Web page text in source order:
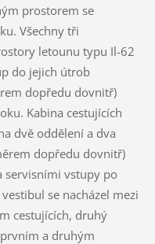
prostorem se
Všechny tři
letounu typu Il-62
do jejich útrob
dopředu dovnitř)
Kabina cestujících
dvě oddělení a dva
dopředu dovnitř)
servisními vstupy po
se nacházel mezi
cestujících, druhý
a druhým